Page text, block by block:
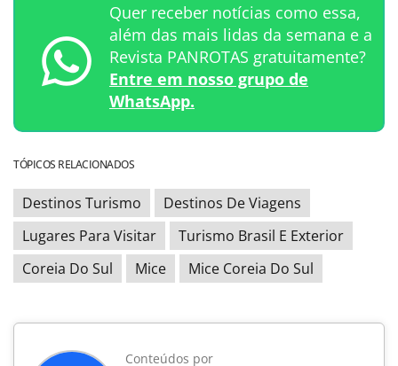
Quer receber notícias como essa,
além das mais lidas da semana e a
Revista PANROTAS gratuitamente?
Entre em nosso grupo de
WhatsApp.
TÓPICOS RELACIONADOS
Destinos Turismo
Destinos De Viagens
Lugares Para Visitar
Turismo Brasil E Exterior
Coreia Do Sul
Mice Mice Coreia Do Sul
Conteúdos por